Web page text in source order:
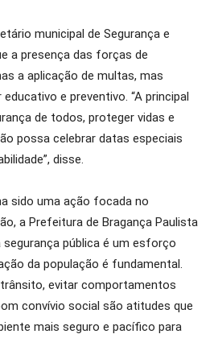
municipal de Segurança e
a presença das forças de
a aplicação de multas, mas
e preventivo. “A principal
de todos, proteger vidas e
possa celebrar datas especiais
disse.
sido uma ação focada no
a Prefeitura de Bragança Paulista
pública é um esforço
da população é fundamental.
evitar comportamentos
convívio social são atitudes que
mais seguro e pacífico para